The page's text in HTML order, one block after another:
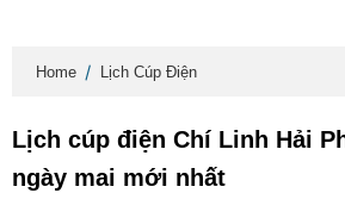
Home Lịch Cúp Điện
Lịch cúp điện Chí Linh Hải
ngày mai mới nhất